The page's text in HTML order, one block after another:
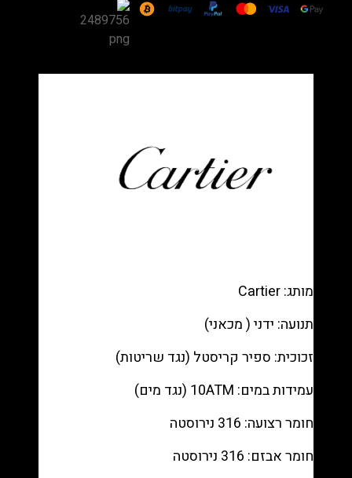
Santos
מותג: Cartier
תנועה: ידני ( מכאני)
זכוכית: ספיר קריסטל (נגד שריטות)
עמידות במים: 10ATM (נגד מים)
חומר רצועה: 316 נירוסטה
חומר אבזם: 316 נירוסטה